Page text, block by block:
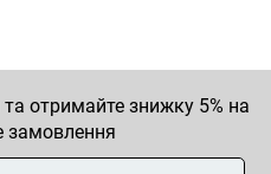
отримайте знижку 5% на
замовлення